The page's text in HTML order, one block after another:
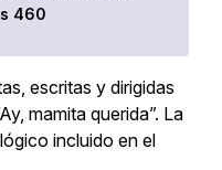
460
escritas y dirigidas
mamita querida”. La
incluido en el